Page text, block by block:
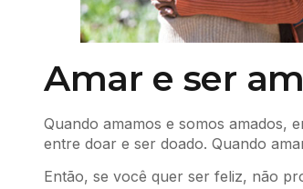
Amar e ser
Quando amamos e somos amados,
entre doar e ser doado. Quando
Então, se você quer ser feliz, não